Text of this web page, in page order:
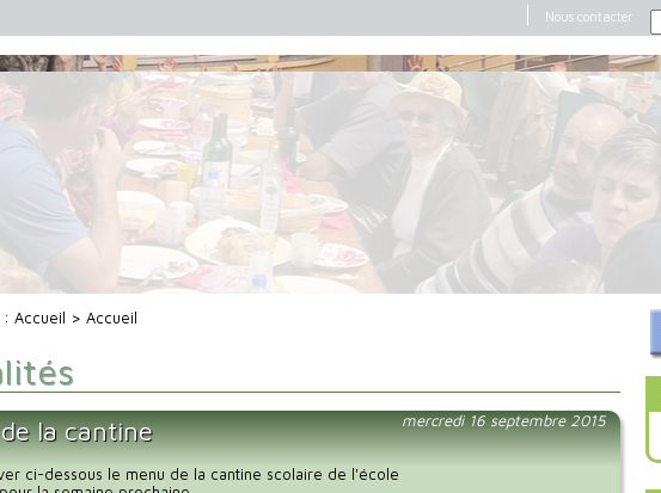
Nous contacter
:Accueil > Accueil
mercredi 16 septembre 2015
la cantine
ci-dessous le menu de la cantine scolaire de l'école